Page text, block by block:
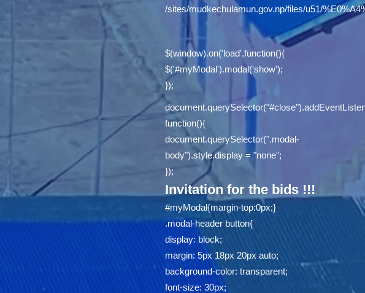
/sites/mudkechulamun.gov.np/files/u51/
$(window).on('load',function(){
$('#myModal').modal('show');
});
function(){
document.querySelector(".modal-
body").style.display = "none";
});
Invitation for the bids !!!
#myModal{margin-top:0px;}
.modal-header button{
display: block;
margin: 5px 18px 20px auto;
background-color: transparent;
font-size: 30px;